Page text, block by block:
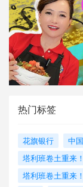
热门标签
花旗银行 中
塔利班卷土重来
塔利班卷土重来！